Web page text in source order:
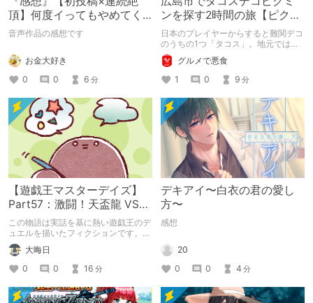
頂】何度イってもやめてく
れない嫉妬彼氏に激責めさ
音声作品の感想です
お金大好き
0
0 6 分
ンを探す2時間の旅【ピクミ
ンブルーム / Pikmin
Bloom】
日本のプレイヤーからすると難関デコ
のうちの1つ「タコス」。地元では見
つけられなかった男が広島で探す旅を
お送りします。ねくすと5月のテーマ
「お出かけの記録」。
グルメで悪食
1
0 9 分
【遊戯王マスターデイズ】
Part57：激闘！天盃龍 VS
千年D【架空デュエル】
この物語は実話を基に熱い遊戯王のデ
ュエルを描いたフィクションです。
（自分用メモ：2025-05-14）
大晦日
0
0 16 分
デキアイ〜白衣の君の愛し
方〜
感想
20
0
0 4 分